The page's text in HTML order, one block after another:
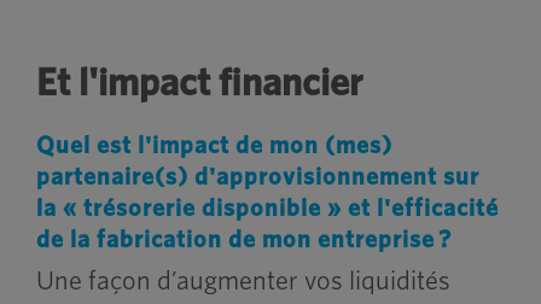
Et l'impact financier
Quel est l'impact de mon (mes)
partenaire(s) d'approvisionnement sur
la « trésorerie disponible » et l'efficacité
de la fabrication de mon entreprise ?
Une façon d’augmenter vos liquidités